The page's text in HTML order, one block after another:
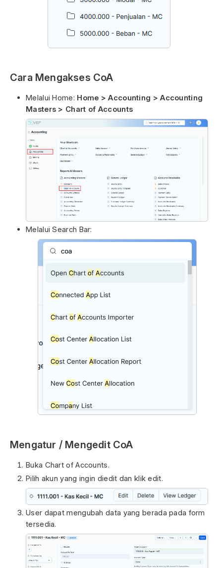
Cara Mengakses CoA
Melalui Home: Home > Accounting > Accounting
Masters > Chart of Accounts
Melalui Search Bar:
Mengatur / Mengedit CoA
Buka Chart of Accounts.
Pilih akun yang ingin diedit dan klik edit.
User dapat mengubah data yang berada pada form
tersedia.